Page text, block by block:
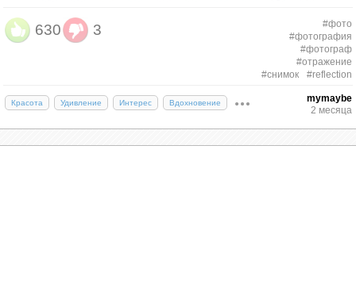
630 3
#фото
#фотография
#фотограф
#отражение
#снимок
#reflection
Красота Удивление Интерес Вдохновение
mymaybe
2 месяца